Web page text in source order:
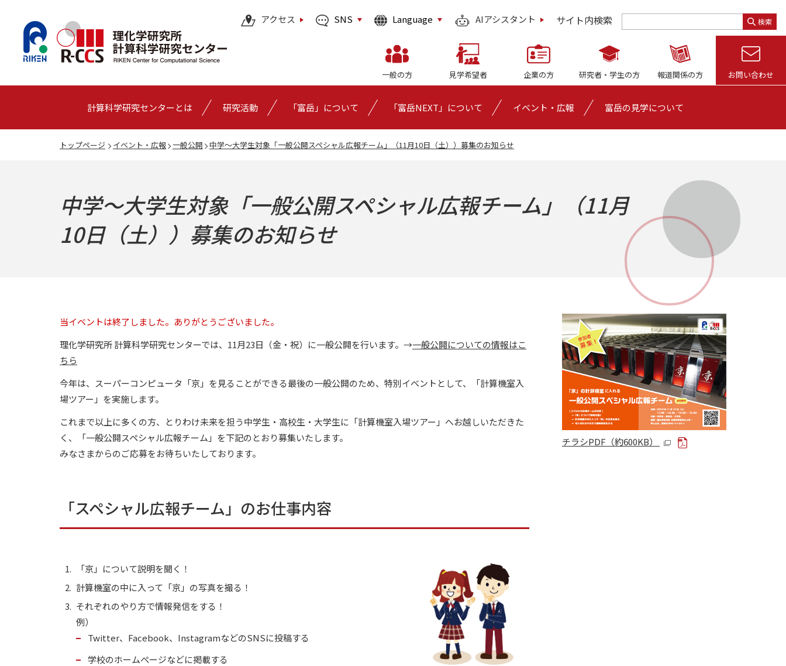
一般の方 見学希望者 企業の方 研究者・ 学生の方 報道関係の方 お問い合わせ
計算科学研究センターとは 研究活動 「富岳」について 「富岳NEXT」について イベント・広報 富岳の見学について
アクセス SNS Language AIアシスタント サイト内検索 検索
トップページ イベント・広報 一般公開 中学～大学生対象「一般公開スペシャル広報チーム」（11月10日（土））募集のお知らせ
中学～大学生対象「一般公開スペシャル広報チーム」（11月
10日（土））募集のお知らせ
当イベントは終了しました。ありがとうございました。
理化学研究所 計算科学研究センターでは、11月23日（金・祝）に一般公開を行います。→一般公開についての情報はこ
ちら
今年は、スーパーコンピュータ「京」を見ることができる最後の一般公開のため、特別イベントとして、「計算機室入
場ツアー」を実施します。
これまで以上に多くの方、とりわけ未来を担う中学生・高校生・大学生に「計算機室入場ツアー」へお越しいただきた
く、「一般公開スペシャル広報チーム」を下記のとおり募集いたします。
みなさまからのご応募をお待ちいたしております。
「スペシャル広報チーム」のお仕事内容
「京」について説明を聞く！
計算機室の中に入って「京」の写真を撮る！
それぞれのやり方で情報発信をする！
例）
Twitter、Facebook、InstagramなどのSNSに投稿する
学校のホームぺージなどに掲載する
チラシPDF（約600KB）